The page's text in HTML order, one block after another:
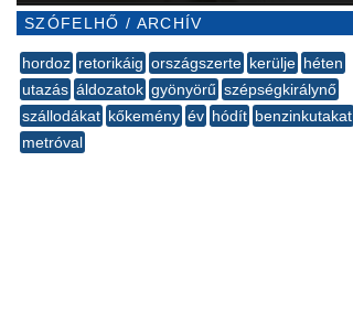
SZÓFELHŐ / ARCHÍV
hordoz retorikáig országszerte kerülje héten
utazás áldozatok gyönyörű szépségkirálynő
szállodákat kőkemény év hódít benzinkutakat
metróval